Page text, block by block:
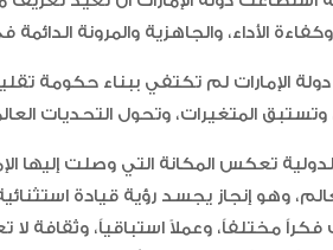
الأداء، والجاهزية والمرونة الدائمة
دولة الإمارات لم تكتفي ببناء حكومة
المتغيرات، وتحول التحديات
تعكس المكانة التي وصلت إليها
وهو إنجاز يجسد رؤية قيادة استثنائية
مختلفاً، وعملاً استباقياً، وثقافة